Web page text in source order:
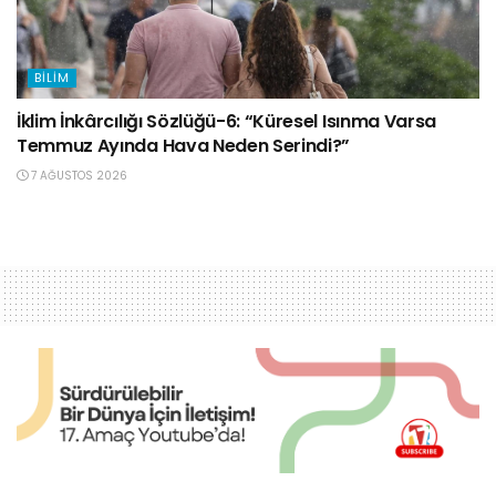
BILIM
İklim İnkârcılığı Sözlüğü-6: “Küresel Isınma Varsa
Temmuz Ayında Hava Neden Serindi?”
7 AĞUSTOS 2026